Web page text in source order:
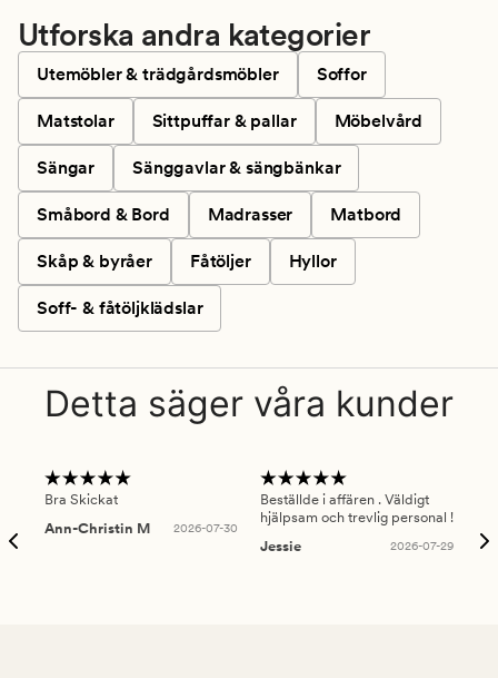
Utforska andra kategorier
Utemöbler & trädgårdsmöbler Soffor
Matstolar Sittpuffar & pallar Möbelvård
Sängar Sänggavlar & sängbänkar
Småbord & Bord Madrasser Matbord
Skåp & byråer Fåtöljer Hyllor
Soff- & fåtöljklädslar
Detta säger våra kunder
Bra Skickat
Ann-Christin M
2026-07-30
Beställde i affären . Väldigt
hjälpsam och trevlig personal !
Jessie
2026-07-29